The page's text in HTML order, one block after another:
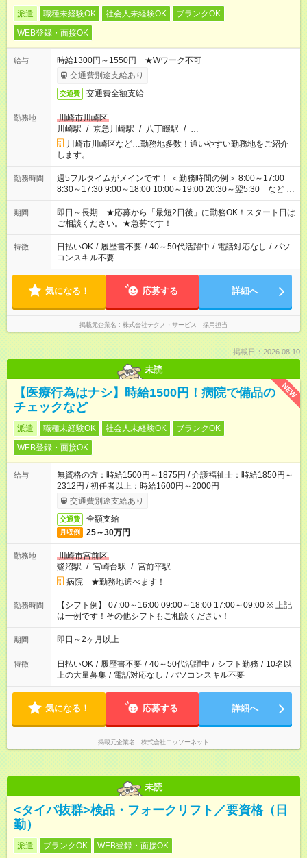
派遣 職種未経験OK 社会人未経験OK
ブランクOK
WEB登録・面接OK
給与
時給1300円～1550円 ★Wワーク不可
交通費別途支給あり
交通費 交通費全額支給
勤務地
川崎市川崎区
川崎駅 / 京急川崎駅 / 八丁畷駅 / …
川崎市川崎区など…勤務地多数！通いやすい勤務地をご紹介
します。
勤務時間
週5フルタイムがメインです！ ＜勤務時間の例＞ 8:00～17:00
8:30～17:30 9:00～18:00 10:00～19:00 20:30～翌5:30 など ★
その他にも勤務時間多数！ 日勤のみ、残業なし、交替制など
ご希望を教えてください！
期間
即日～長期 ★応募から「最短2日後」に勤務OK！スタート日は
ご相談ください。★急募です！
特徴 日払いOK / 履歴書不要 / 40～50代活躍中 / 電話対応なし / パソ
コンスキル不要
気になる！ 応募する 詳細へ
掲載元企業名 株式会社テクノ・サービス 採用担当
掲載日：2026.08.10
未読
NEW
【医療行為はナシ】時給1500円！病院で備品の
チェックなど
派遣 職種未経験OK 社会人未経験OK
ブランクOK
WEB登録・面接OK
給与
無資格の方：時給1500円～1875円 / 介護福祉士：時給1850円～
2312円 / 初任者以上：時給1600円～2000円
交通費別途支給あり
交通費 全額支給
月収例 25～30万円
勤務地
川崎市宮前区
鷺沼駅 / 宮崎台駅 / 宮前平駅
病院 ★勤務地選べます！
勤務時間
【シフト例】 07:00～16:00 09:00～18:00 17:00～09:00 ※ 上記
は一例です！その他シフトもご相談ください！
期間 即日～2ヶ月以上
特徴 日払いOK / 履歴書不要 / 40～50代活躍中 / シフト勤務 / 10名以
上の大量募集 / 電話対応なし / パソコンスキル不要
気になる！ 応募する 詳細へ
掲載元企業名 株式会社ニッソーネット
未読
<タイパ抜群>検品・フォークリフト／要資格（日
勤）
派遣 ブランクOK WEB登録・面接OK